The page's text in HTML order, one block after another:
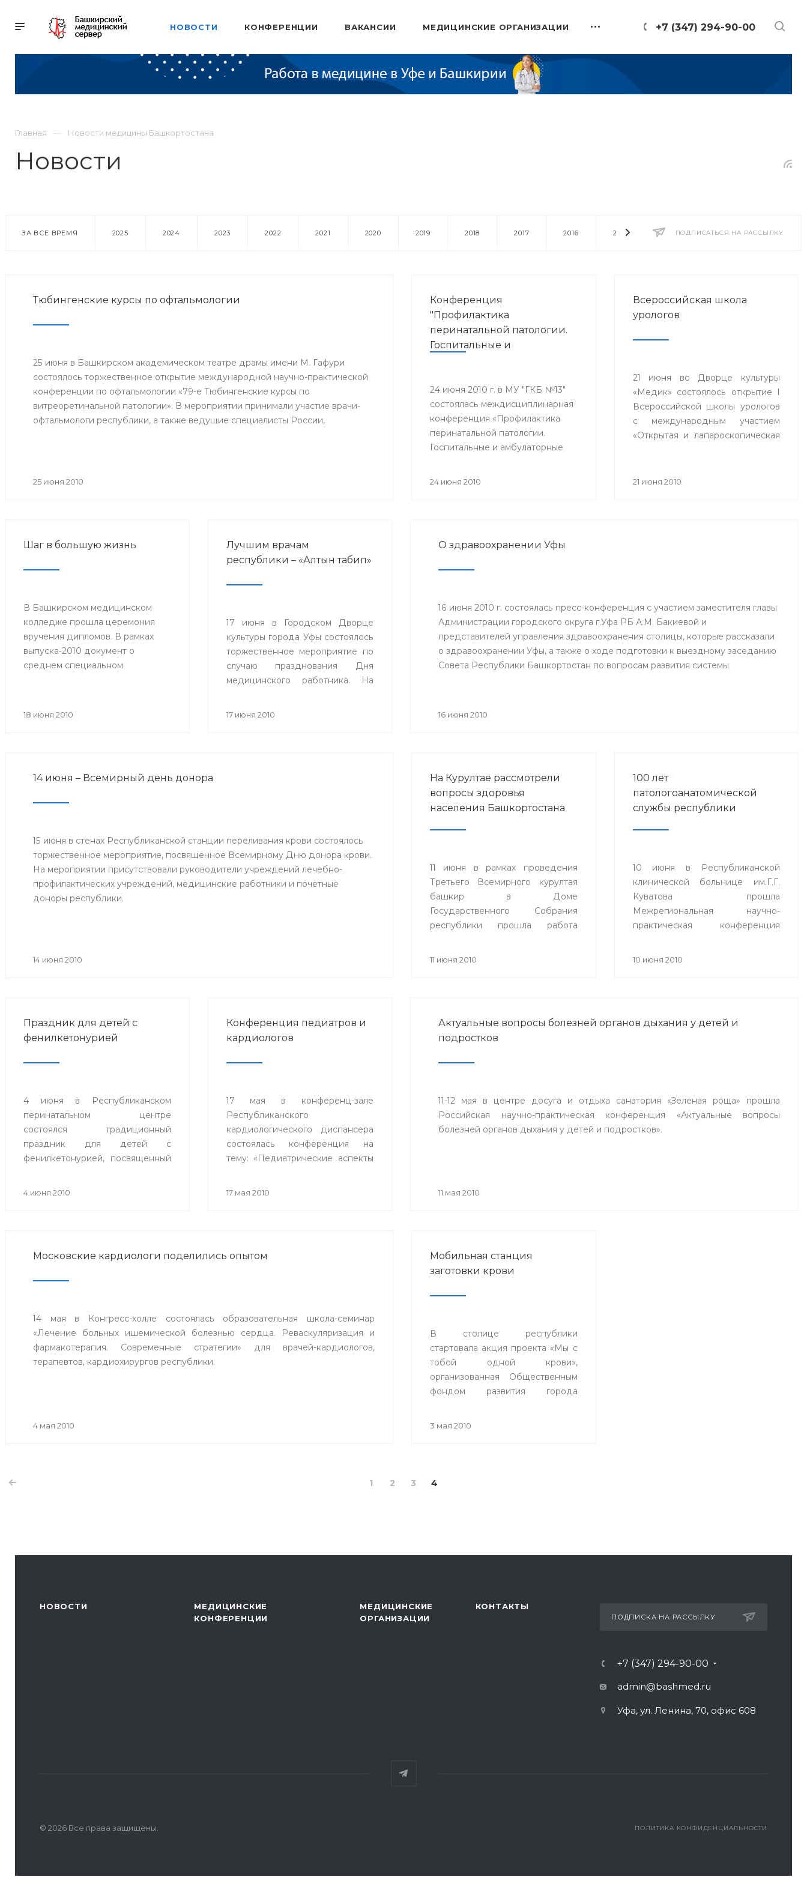
+7 (347) 294-90-00
НОВОСТИ КОНФЕРЕНЦИИ ВАКАНСИИ МЕДИЦИНСКИЕ ОРГАНИЗАЦИИ
Главная Новости медицины Башкортостана
Новости
ПОДПИСАТЬСЯ НА РАССЫЛКУ
ЗА ВСЕ ВРЕМЯ 2025 2024 2023 2022 2021 2020 2019 2018 2017 2016 2014 2013 2012 2011
Тюбингенские курсы по офтальмологии
25 июня в Башкирском академическом театре драмы имени М. Гафури
состоялось торжественное открытие международной научно-практической
конференции по офтальмологии «79-е Тюбингенские курсы по
витреоретинальной патологии». В мероприятии принимали участие врачи-
офтальмологи республики, а также ведущие специалисты России,
25 июня 2010
Конференция
"Профилактика
перинатальной патологии.
Госпитальные и
в лечении урогенитальных
инфекционных
заболеваний"
24 июня 2010 г. в МУ "ГКБ №13"
состоялась междисциплинарная
конференция «Профилактика
перинатальной патологии.
Госпитальные и амбулаторные
24 июня 2010
Всероссийская школа
урологов
21 июня во Дворце культуры
«Медик» состоялось открытие I
Всероссийской школы урологов
с международным участием
«Открытая и лапароскопическая
урологи Российской Федерации.
21 июня 2010
Шаг в большую жизнь
В Башкирском медицинском
колледже прошла церемония
вручения дипломов. В рамках
выпуска-2010 документ о
среднем специальном
впервые – по специальности
18 июня 2010
Лучшим врачам
республики – «Алтын табип»
17 июня в Городском Дворце
культуры города Уфы состоялось
торжественное мероприятие по
случаю празднования Дня
медицинского работника. На
17 июня 2010
О здравоохранении Уфы
16 июня 2010 г. состоялась пресс-конференция с участием заместителя главы
Администрации городского округа г.Уфа РБ А.М. Бакиевой и
представителей управления здравоохранения столицы, которые рассказали
о здравоохранении Уфы, а также о ходе подготовки к выездному заседанию
Cовета Республики Башкортостан по вопросам развития системы
16 июня 2010
14 июня – Всемирный день донора
15 июня в стенах Республиканской станции переливания крови состоялось
торжественное мероприятие, посвященное Всемирному Дню донора крови.
На мероприятии присутствовали руководители учреждений лечебно-
профилактических учреждений, медицинские работники и почетные
доноры республики.
14 июня 2010
На Курултае рассмотрели
вопросы здоровья
населения Башкортостана
11 июня в рамках проведения
Третьего Всемирного курултая
башкир в Доме
Государственного Собрания
республики прошла работа
11 июня 2010
100 лет
патологоанатомической
службы республики
10 июня в Республиканской
клинической больнице им.Г.Г.
Куватова прошла
Межрегиональная научно-
практическая конференция
10 июня 2010
Праздник для детей с
фенилкетонурией
4 июня в Республиканском
перинатальном центре
состоялся традиционный
праздник для детей с
фенилкетонурией, посвященный
4 июня 2010
Конференция педиатров и
кардиологов
17 мая в конференц-зале
Республиканского
кардиологического диспансера
состоялась конференция на
тему: «Педиатрические аспекты
17 мая 2010
Актуальные вопросы болезней органов дыхания у детей и
подростков
11-12 мая в центре досуга и отдыха санатория «Зеленая роща» прошла
Российская научно-практическая конференция «Актуальные вопросы
болезней органов дыхания у детей и подростков».
11 мая 2010
Московские кардиологи поделились опытом
14 мая в Конгресс-холле состоялась образовательная школа-семинар
«Лечение больных ишемической болезнью сердца. Реваскуляризация и
фармакотерапия. Современные стратегии» для врачей-кардиологов,
терапевтов, кардиохирургов республики.
4 мая 2010
Мобильная станция
заготовки крови
В столице республики
стартовала акция проекта «Мы с
тобой одной крови»,
организованная Общественным
фондом развития города
3 мая 2010
1 2 3 4
НОВОСТИ
МЕДИЦИНСКИЕ
КОНФЕРЕНЦИИ
МЕДИЦИНСКИЕ
ОРГАНИЗАЦИИ
КОНТАКТЫ
ПОДПИСКА НА РАССЫЛКУ
+7 (347) 294-90-00
admin@bashmed.ru
Уфа, ул. Ленина, 70, офис 608
ПОЛИТИКА КОНФИДЕНЦИАЛЬНОСТИ
© 2026 Все права защищены.